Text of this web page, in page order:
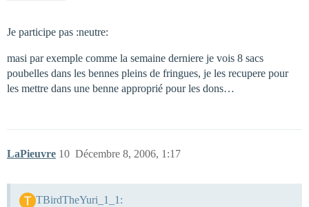
Je participe pas :neutre:
masi par exemple comme la semaine derniere je vois 8 sacs
poubelles dans les bennes pleins de fringues, je les recupere pour
les mettre dans une benne approprié pour les dons…
LaPieuvre Décembre 8, 2006, 1:17
10
TBirdTheYuri_1_1: